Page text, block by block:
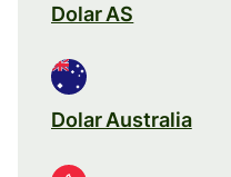
Dolar AS
Dolar Australia